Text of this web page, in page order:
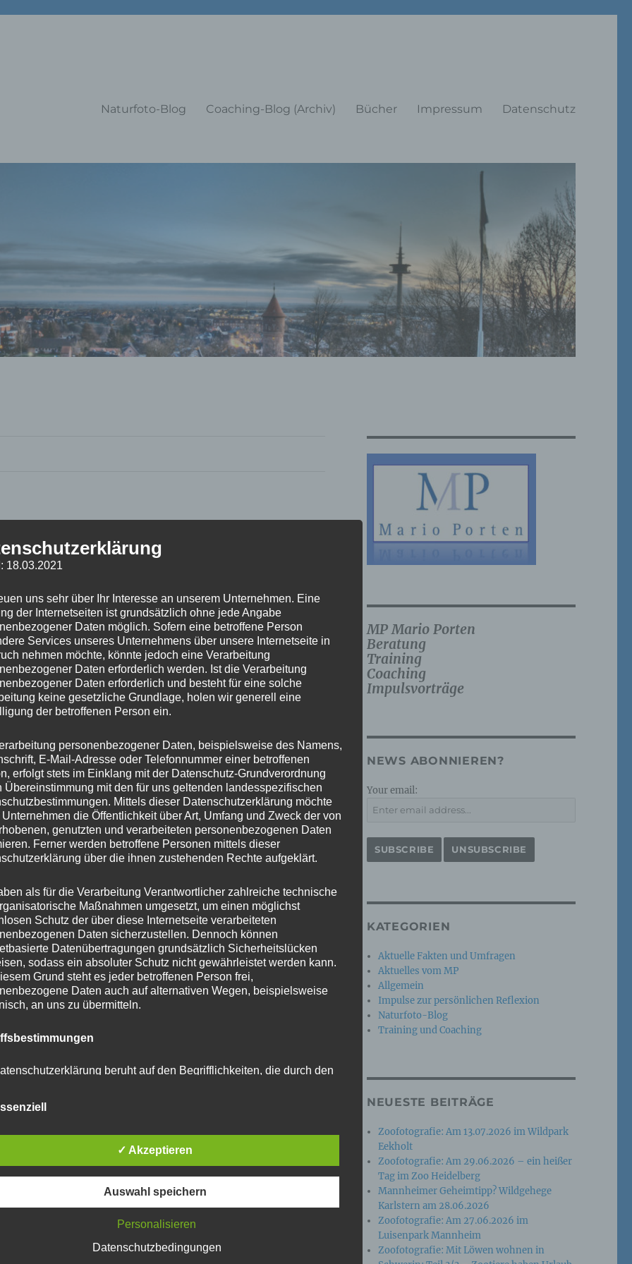
Naturfoto-Blog Coaching-Blog (Archiv) Bücher Impressum Datenschutz
abzugeben.
MP Mario Porten
Beratung
Training
Coaching
Impulsvorträge
NEWS ABONNIEREN?
Your email:
KATEGORIEN
Aktuelle Fakten und Umfragen
Aktuelles vom MP
Allgemein
Impulse zur persönlichen Reflexion
Naturfoto-Blog
Training und Coaching
NEUESTE BEITRÄGE
Zoofotografie: Am 13.07.2026 im Wildpark
Eekholt
Zoofotografie: Am 29.06.2026 – ein heißer
Tag im Zoo Heidelberg
Mannheimer Geheimtipp? Wildgehege
Karlstern am 28.06.2026
Zoofotografie: Am 27.06.2026 im
Luisenpark Mannheim
Zoofotografie: Mit Löwen wohnen in
18.03.2021
uns sehr über Ihr Interesse an unserem Unternehmen. Eine
der Internetseiten ist grundsätzlich ohne jede Angabe
Daten möglich. Sofern eine betroffene Person
Services unseres Unternehmens über unsere Internetseite in
nehmen möchte, könnte jedoch eine Verarbeitung
Daten erforderlich werden. Ist die Verarbeitung
Daten erforderlich und besteht für eine solche
keine gesetzliche Grundlage, holen wir generell eine
der betroffenen Person ein.
personenbezogener Daten, beispielsweise des Namens,
E-Mail-Adresse oder Telefonnummer einer betroffenen
erfolgt stets im Einklang mit der Datenschutz-Grundverordnung
Übereinstimmung mit den für uns geltenden landesspezifischen
Mittels dieser Datenschutzerklärung möchte
Unternehmen die Öffentlichkeit über Art, Umfang und Zweck der von
genutzten und verarbeiteten personenbezogenen Daten
Ferner werden betroffene Personen mittels dieser
über die ihnen zustehenden Rechte aufgeklärt.
als für die Verarbeitung Verantwortlicher zahlreiche technische
Maßnahmen umgesetzt, um einen möglichst
Schutz der über diese Internetseite verarbeiteten
Daten sicherzustellen. Dennoch können
Datenübertragungen grundsätzlich Sicherheitslücken
sodass ein absoluter Schutz nicht gewährleistet werden kann.
Grund steht es jeder betroffenen Person frei,
Daten auch auf alternativen Wegen, beispielsweise
an uns zu übermitteln.
beruht auf den Begrifflichkeiten, die durch den
Grundverordnung (DS-GVO) verwendet wurden. Unsere
soll sowohl für die Öffentlichkeit als auch für unsere
gewährleisten, möchten wir vorab die verwendeten
in dieser Datenschutzerklärung unter anderem die
✓ Akzeptieren
Auswahl speichern
Personalisieren
Datenschutzbedingungen